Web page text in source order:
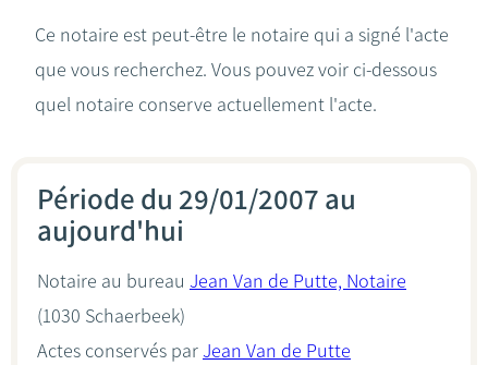
Le notaire
Ce notaire est peut-être le notaire qui a signé l'acte
que vous recherchez. Vous pouvez voir ci-dessous
quel notaire conserve actuellement l'acte.
Période du 29/01/2007 au
aujourd'hui
Notaire au bureau Jean Van de Putte, Notaire
(1030 Schaerbeek)
Actes conservés par Jean Van de Putte